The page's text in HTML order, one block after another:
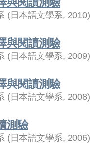
( 日本語文學系, 2010)
與閱讀測驗
( 日本語文學系, 2009)
與閱讀測驗
( 日本語文學系, 2008)
測驗
( 日本語文學系, 2006)